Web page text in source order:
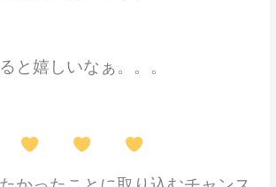
と嬉しいなぁ。。。